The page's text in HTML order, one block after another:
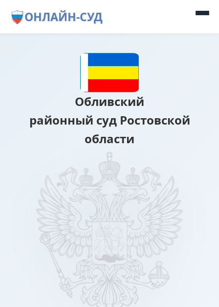
ОНЛАЙН-СУД
Обливский
районный суд Ростовской
области